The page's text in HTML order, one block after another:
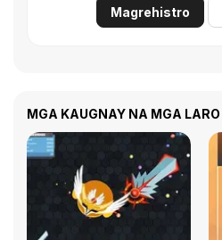
Magrehistro
MGA KAUGNAY NA MGA LARO